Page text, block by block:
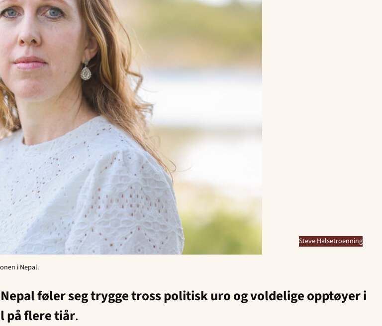
Steve Halsetroenning
i Nepal.
føler seg trygge tross politisk uro og voldelige opptøyer i
på flere tiår.